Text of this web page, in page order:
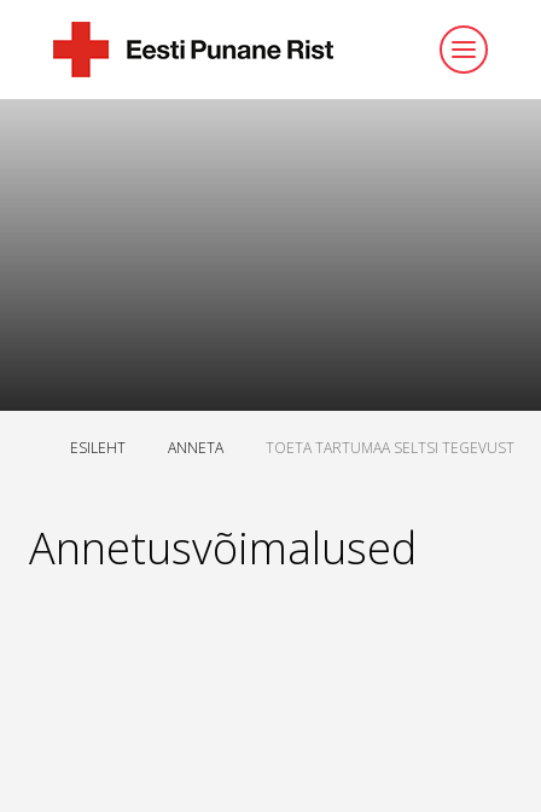
ESILEHT ANNETA TOETA TARTUMAA SELTSI TEGEVUST
Annetusvõimalused